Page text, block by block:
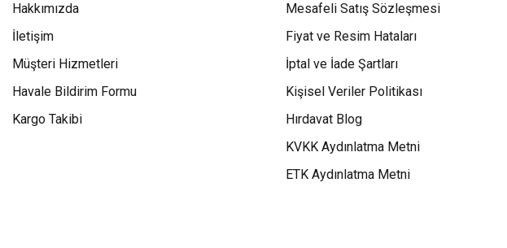
Hakkımızda
İletişim
Müşteri Hizmetleri
Havale Bildirim Formu
Kargo Takibi
Mesafeli Satış Sözleşmesi
Fiyat ve Resim Hataları
İptal ve İade Şartları
Kişisel Veriler Politikası
Hırdavat Blog
KVKK Aydınlatma Metni
ETK Aydınlatma Metni